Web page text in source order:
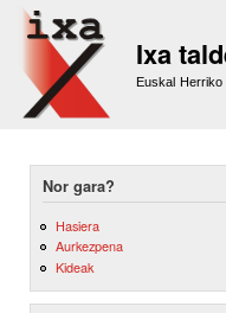
Ixa
Euskal Herriko
Nor gara?
Hasiera
Aurkezpena
Kideak